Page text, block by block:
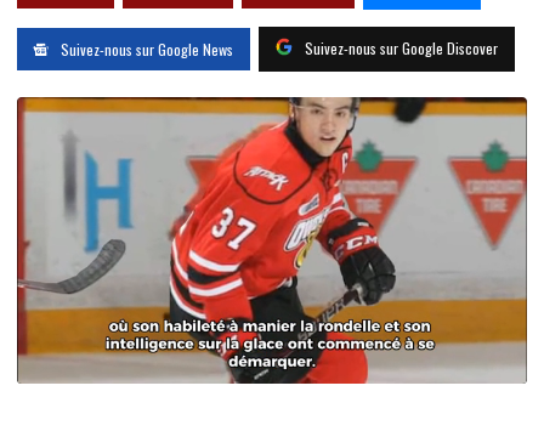
Suivez-nous sur Google News Suivez-nous sur Google Discover